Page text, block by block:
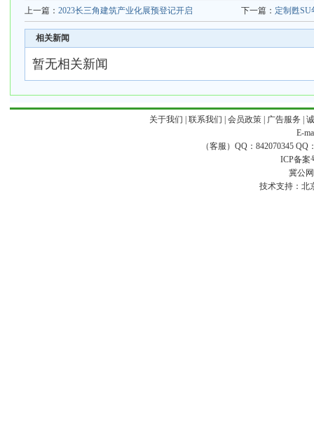
上一篇： 2023长三角建筑产业化展预登记开启 下一篇： 定制甦SU
相关新闻
暂无相关新闻
关于我们 联系我们 会员政策| 广告服务
E-
（客服）QQ：842070345 QQ
ICP备案
冀公
技术支持： 北